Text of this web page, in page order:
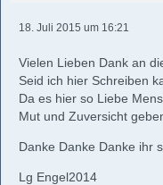
18. Juli 2015 um 16:21
Vielen Lieben Dank an
Seid ich hier Schreiben
Da es hier so Liebe
Mut und Zuversicht
Danke Danke Danke ihr
Lg Engel2014